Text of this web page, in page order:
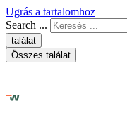
Ugrás a tartalomhoz
Search ...
találat
Összes találat